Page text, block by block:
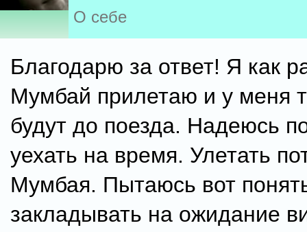
О себе
Благодарю за ответ! Я как
Мумбай прилетаю и у меня
будут до поезда. Надеюсь
уехать на время. Улетать
Мумбая. Пытаюсь вот
закладывать на ожидание